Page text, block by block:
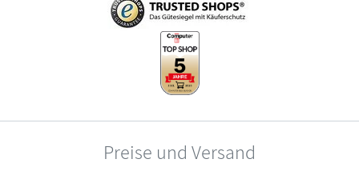
Preise und Versand